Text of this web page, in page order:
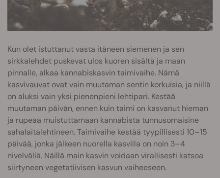
Kun olet istuttanut vasta itäneen siemenen ja sen
sirkkalehdet puskevat ulos kuoren sisältä ja maan
pinnalle, alkaa kannabiskasvin taimivaihe. Nämä
kasvivauvat ovat vain muutaman sentin korkuisia, ja niillä
on aluksi vain yksi pienenpieni lehtipari. Kestää
muutaman päivän, ennen kuin taimi on kasvanut hieman
ja rupeaa muistuttamaan kannabista tunnusomaisine
sahalaitalehtineen. Taimivaihe kestää tyypillisesti 10–15
päivää, jonka jälkeen nuorella kasvilla on noin 3–4
nivelväliä. Näillä main kasvin voidaan virallisesti katsoa
siirtyneen vegetatiivisen kasvun vaiheeseen.